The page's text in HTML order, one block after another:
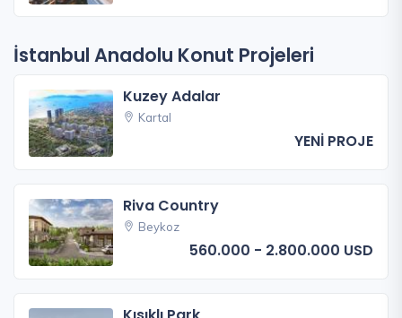
İstanbul Anadolu Konut Projeleri
Kuzey Adalar
Kartal
YENİ PROJE
Riva Country
Beykoz
560.000 - 2.800.000 USD